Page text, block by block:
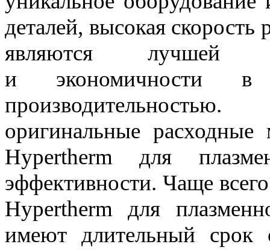
деталей, высокая
являются лучшей
и экономичности в
оригинальные
Hypertherm для
эффективности. Чаще
Hypertherm для
имеют длительный срок